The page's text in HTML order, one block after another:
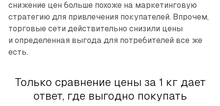
снижение цен больше похоже на маркетинговую
стратегию для привлечения покупателей. Впрочем,
торговые сети действительно снизили цены
и определенная выгода для потребителей все же
есть.
Только сравнение цены за 1 кг дает
ответ, где выгодно покупать